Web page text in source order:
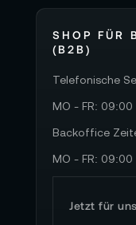
SHOP FÜR
(B2B)
Telefonische
MO - FR: 09:00
Backoffice
MO - FR: 09:00
Jetzt für